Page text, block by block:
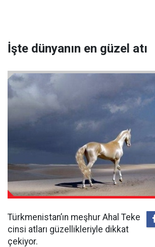
İşte dünyanın en güzel atı
Türkmenistan’ın meşhur Ahal Teke
cinsi atları güzellikleriyle dikkat
çekiyor.